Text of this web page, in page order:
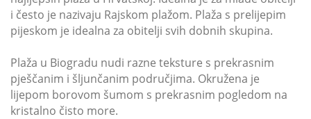
i često je nazivaju Rajskom plažom. Plaža s prelijepim
pijeskom je idealna za obitelji svih dobnih skupina.
Plaža u Biogradu nudi razne teksture s prekrasnim
pješčanim i šljunčanim područjima. Okružena je
lijepom borovom šumom s prekrasnim pogledom na
kristalno čisto more.